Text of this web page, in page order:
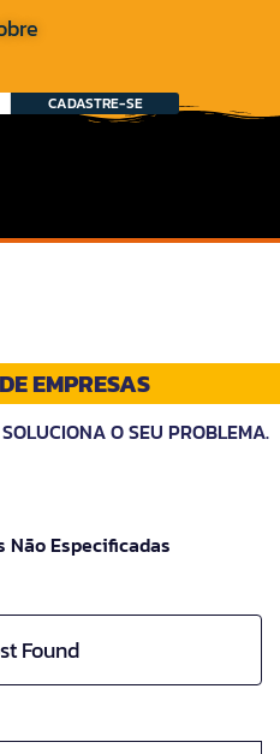
CADASTRE-SE
EMPRESAS
O SEU PROBLEMA.
Não Especificadas
Found